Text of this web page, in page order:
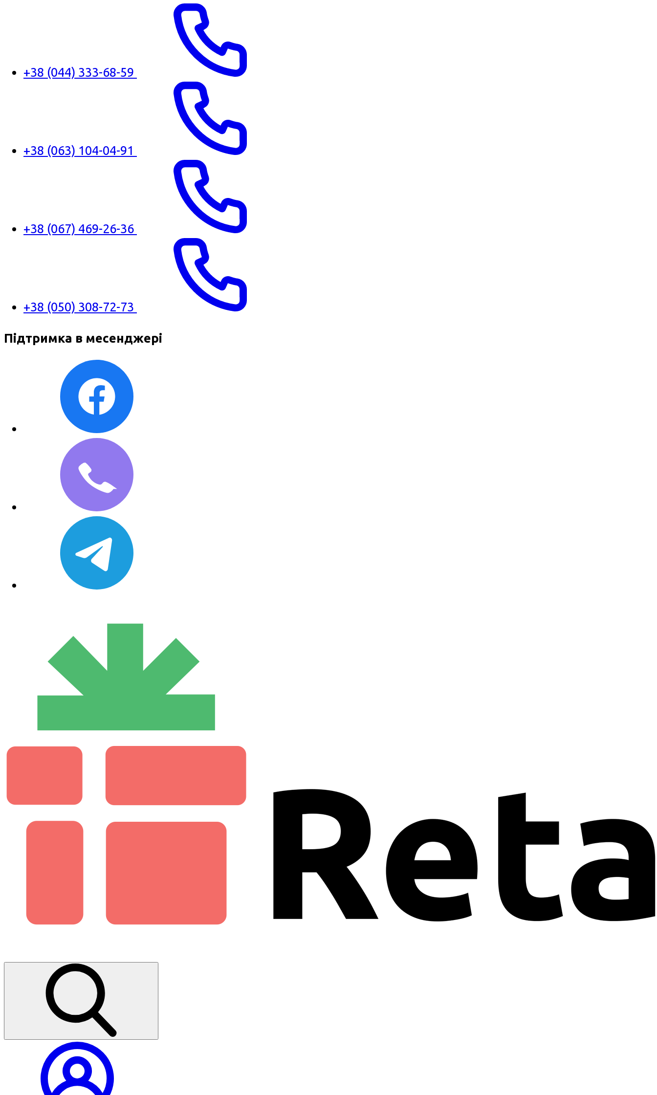
+38 (044) 333-68-59
+38 (063) 104-04-91
+38 (067) 469-26-36
+38 (050) 308-72-73
Підтримка в месенджері